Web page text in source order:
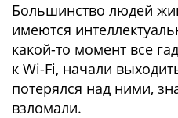
Большинство людей
имеются
какой-то момент все
к Wi-Fi, начали
потерялся над ними,
взломали.